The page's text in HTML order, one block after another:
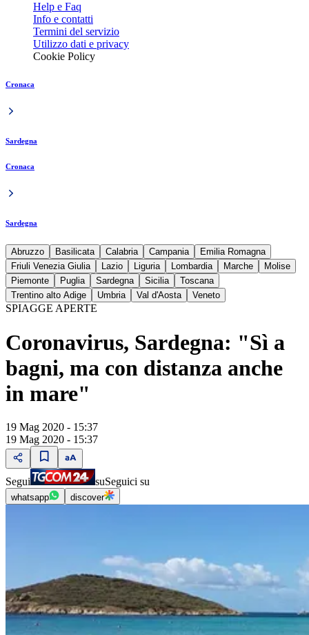
Help e Faq
Info e contatti
Termini del servizio
Utilizzo dati e privacy
Cookie Policy
Cronaca
Sardegna
Cronaca
Sardegna
Abruzzo Basilicata Calabria Campania
Emilia Romagna
Friuli Venezia Giulia
Lazio Liguria Lombardia Marche
Molise
Piemonte
Puglia Sardegna Sicilia
Toscana
Trentino alto Adige
Umbria Val d'Aosta Veneto
SPIAGGE APERTE
Coronavirus, Sardegna: "Sì a
bagni, ma con distanza anche
in mare"
19 Mag 2020 - 15:37
19 Mag 2020 - 15:37
Segui suSeguici su
whatsapp discover